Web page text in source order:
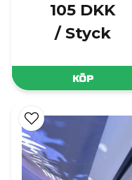
105 DKK
/ Styck
KÖP